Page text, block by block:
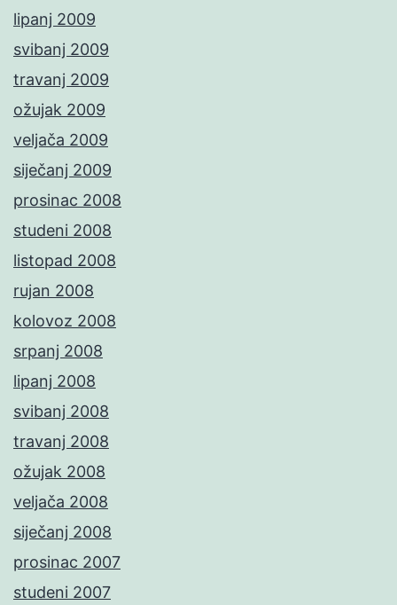
lipanj 2009
svibanj 2009
travanj 2009
ožujak 2009
veljača 2009
siječanj 2009
prosinac 2008
studeni 2008
listopad 2008
rujan 2008
kolovoz 2008
srpanj 2008
lipanj 2008
svibanj 2008
travanj 2008
ožujak 2008
veljača 2008
siječanj 2008
prosinac 2007
studeni 2007